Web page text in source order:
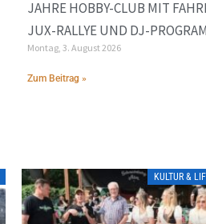
JAHRE HOBBY-CLUB MIT
JUX-RALLYE UND DJ-
Montag, 3. August 2026
Zum Beitrag »
KULTUR &